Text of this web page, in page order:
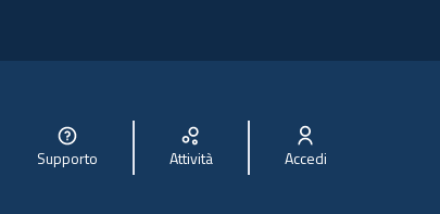
Supporto Attività Accedi